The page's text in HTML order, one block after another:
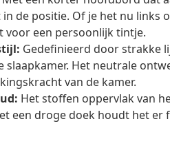
de positie. Of je het nu links
voor een persoonlijk tintje.
Gedefinieerd door strakke
slaapkamer. Het neutrale
van de kamer.
Het stoffen oppervlak van
een droge doek houdt het